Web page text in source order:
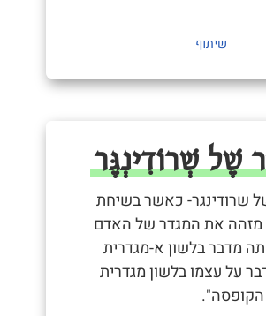
שיתוף
שֶׁל שְׁרוֹדִינְגֶּר
שרודינגר- כאשר בשיחת
מזהה את המגדר של האדם
מדבר בלשון א-מגדרית
על עצמו בלשון מגדרית